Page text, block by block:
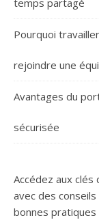
temps partagé
Pourquoi
rejoindre une
Avantages du
sécurisée
Accédez aux clés
avec des
bonnes